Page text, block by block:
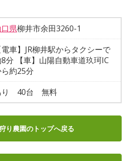
県柳井市余田3260-1
電車】JR柳井駅からタクシーで
分 【車】山陽自動車道玖珂IC
約25分
り 40台 無料
り農園のトップへ戻る